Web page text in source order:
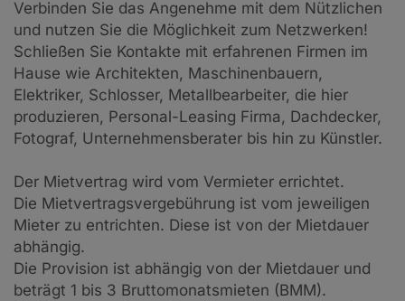
Verbinden Sie das Angenehme mit dem Nützlichen
und nutzen Sie die Möglichkeit zum Netzwerken!
Schließen Sie Kontakte mit erfahrenen Firmen im
Hause wie Architekten, Maschinenbauern,
Elektriker, Schlosser, Metallbearbeiter, die hier
produzieren, Personal-Leasing Firma, Dachdecker,
Fotograf, Unternehmensberater bis hin zu Künstler.
Der Mietvertrag wird vom Vermieter errichtet.
Die Mietvertragsvergebührung ist vom jeweiligen
Mieter zu entrichten. Diese ist von der Mietdauer
abhängig.
Die Provision ist abhängig von der Mietdauer und
beträgt 1 bis 3 Bruttomonatsmieten (BMM).